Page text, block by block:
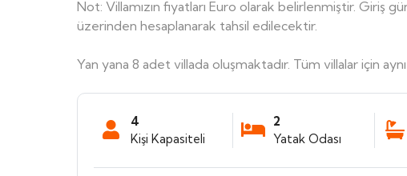
Not: Villamızın fiyatları Euro olarak belirlenmiştir. Giriş
üzerinden hesaplanarak tahsil edilecektir.
Yan yana 8 adet villada oluşmaktadır. Tüm villalar için aynı
4
Kişi Kapasiteli
2
Yatak Odası